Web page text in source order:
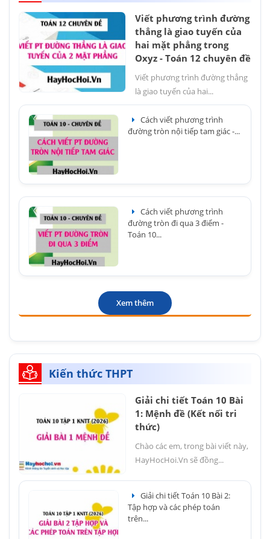
Viết phương trình đường
thẳng là giao tuyến của
hai mặt phẳng trong
Oxyz - Toán 12 chuyên đề
Viết phương trình đường thẳng
là giao tuyến của hai...
Cách viết phương trình
đường tròn nội tiếp tam giác -...
Cách viết phương trình
đường tròn đi qua 3 điểm -
Toán 10...
Xem thêm
Kiến thức THPT
Giải chi tiết Toán 10 Bài
1: Mệnh đề (Kết nối tri
thức)
Chào các em, trong bài viết này,
HayHocHoi.Vn sẽ đồng...
Giải chi tiết Toán 10 Bài 2:
Tập hợp và các phép toán
trên...